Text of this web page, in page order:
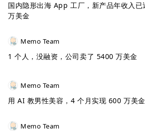
甚至还有大量对标以上这些更垂直
Automate.io 就和 Zapier 非常类
间只融了 15 万美金，收入也做到
直盈利。
国内隐形出海 App 工厂，新产品年收入
万美金
Memo Team
1 个人，没融资，公司卖了 5400 万美金
Memo Team
用 AI 教男性美容，4 个月实现 600 万美
Memo Team